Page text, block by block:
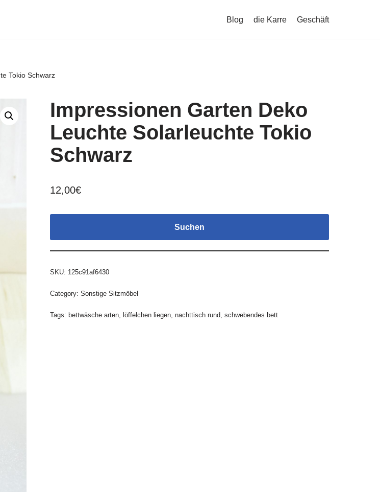
Blog die Karre Geschäft
Tokio Schwarz
Impressionen Garten Deko
Leuchte Solarleuchte Tokio
Schwarz
12,00€
Suchen
SKU: 125c91af6430
Category: Sonstige Sitzmöbel
Tags: bettwäsche arten, löffelchen liegen, nachttisch rund, schwebendes bett